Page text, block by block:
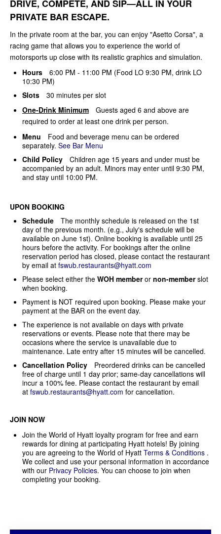
DRIVE, COMPETE, AND SIP—ALL IN YOUR
PRIVATE BAR ESCAPE.
In the private room at the bar, you can enjoy "Asetto Corsa", a
racing game that allows you to experience the world of
motorsports up close with its realistic graphics and simulation.
Hours 6:00 PM - 11:00 PM (Food LO 9:30 PM, drink LO
10:30 PM)
Slots 30 minutes per slot
One-Drink Minimum
Guests aged 6 and above are
required to order at least one drink per person.
Menu Food and beverage menu can be ordered
separately. See Bar Menu
Child Policy Children age 15 years and under must be
accompanied by an adult. Minors may enter until 9:30 PM,
and stay until 10:00 PM.
UPON BOOKING
Schedule The monthly schedule is released on the 1st
day of the previous month. (e.g., July's schedule will be
available on June 1st). Online booking is available until 25
hours before the activity. For bookings after the online
reservation period has closed, please contact the restaurant
by email at fswub.restaurants@hyatt.com
Please select either the WOH memberor non-memberslot
when booking.
Payment is NOT required upon booking. Please make your
payment at the BAR on the event day.
The experience is not available on days with private
reservations or events. Please note that there may be
occasions where the service is unavailable due to
maintenance. Late entry after 15 minutes will be cancelled.
Cancellation Policy Preordered drinks can be cancelled
free of charge until 1 day prior; same-day cancellations will
incur a 100% fee. Please contact the restaurant by email
at fswub.restaurants@hyatt.com for cancellation.
JOIN NOW
Join the World of Hyatt loyalty program for free and earn
rewards for dining at participating Hyatt hotels! By joining
you are agreeing to the World of Hyatt Terms & Conditions .
We collect and use your personal information in accordance
with our Privacy Policies. You can choose to join when
completing your booking.